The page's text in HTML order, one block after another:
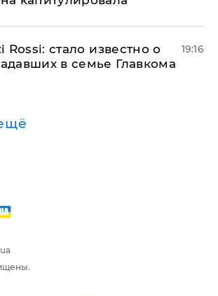
Rossi: стало известно о
в семье Главкома
19:16